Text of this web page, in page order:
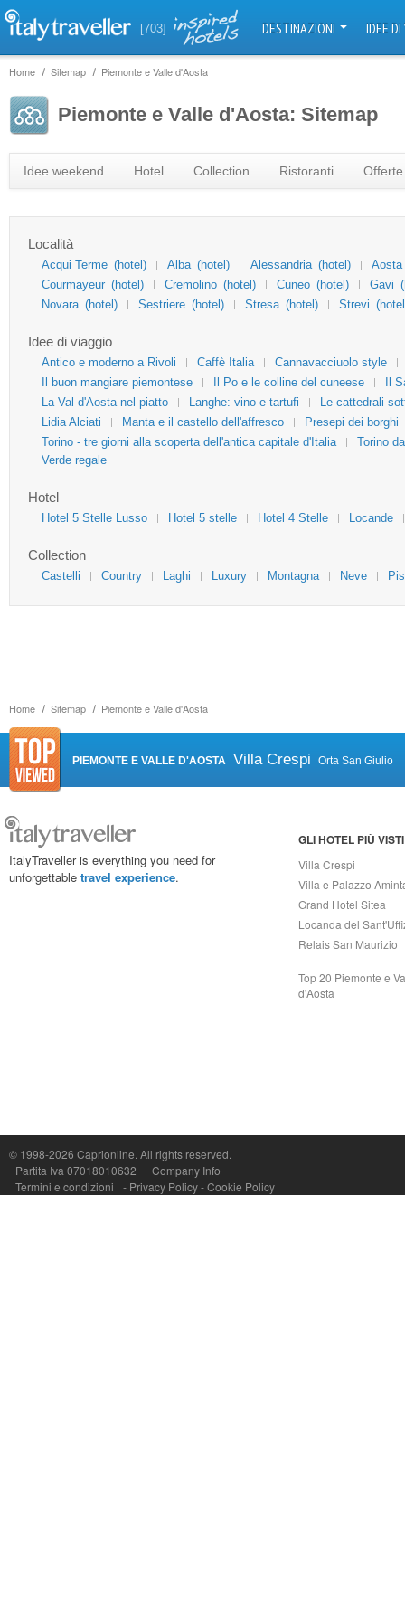
[703] DESTINAZIONI IDEE
Home Sitemap Piemonte e Valle d'Aosta
Home Sitemap Piemonte e Valle d'Aosta
Piemonte e Valle d'Aosta: Sitemap
Idee weekend Hotel Collection Ristoranti
Località
Acqui Terme (hotel) Alba (hotel) Alessandria (hotel)
Aosta
Courmayeur (hotel) Cremolino (hotel) Cuneo (hotel) Gavi
Novara (hotel) Sestriere (hotel) Stresa (hotel) Strevi
Idee di viaggio
Antico e moderno a Rivoli Caffè Italia
Cannavacciuolo style
Il buon mangiare piemontese
Il Po e le colline del cuneese
Il
La Val d'Aosta nel piatto
Langhe: vino e tartufi
Le cattedrali
Lidia Alciati
Manta e il castello dell'affresco
Presepi dei borghi
Torino - tre giorni alla scoperta dell'antica capitale d'Italia
Torino
Verde regale
Hotel
Hotel 5 Stelle Lusso Hotel 5 stelle Hotel 4 Stelle Locande
Collection
Castelli Country Laghi Luxury Montagna Neve
PIEMONTE E VALLE D'AOSTA Villa Crespi Orta San Giulio
ItalyTraveller is everything you need for
unforgettable travel experience.
GLI HOTEL PIÙ VISTI
Villa Crespi
Villa e Palazzo
Grand Hotel Sitea
Locanda del
Relais San Maurizio
Top 20 Piemonte e
d'Aosta
© 1998-2026 Caprionline. All rights reserved.
Partita Iva 07018010632
Company Info
Termini e condizioni
- Privacy Policy-Cookie Policy
Capri On Line Srl, Via Le Botteghe 10a - 80073 CAPRI (NA) Italy
P.Iva, C.F. e n.Reg.Imprese Napoli: 07018010632 - Rea n.557643